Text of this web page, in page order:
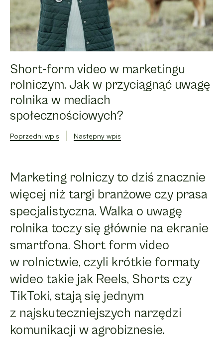
Short-form video w marketingu
rolniczym. Jak w przyciągnąć uwagę
rolnika w mediach
społecznościowych?
Poprzedni wpis Następny wpis
Marketing rolniczy to dziś znacznie
więcej niż targi branżowe czy prasa
specjalistyczna. Walka o uwagę
rolnika toczy się głównie na ekranie
smartfona. Short form video
w rolnictwie, czyli krótkie formaty
wideo takie jak Reels, Shorts czy
TikToki, stają się jednym
z najskuteczniejszych narzędzi
komunikacji w agrobiznesie.